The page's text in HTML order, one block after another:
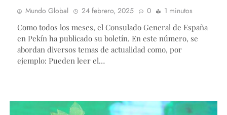
Mundo Global 24 febrero, 2025 0
1 minutos
Como todos los meses, el Consulado General de España
en Pekín ha publicado su boletín. En este número, se
abordan diversos temas de actualidad como, por
ejemplo: Pueden leer el…